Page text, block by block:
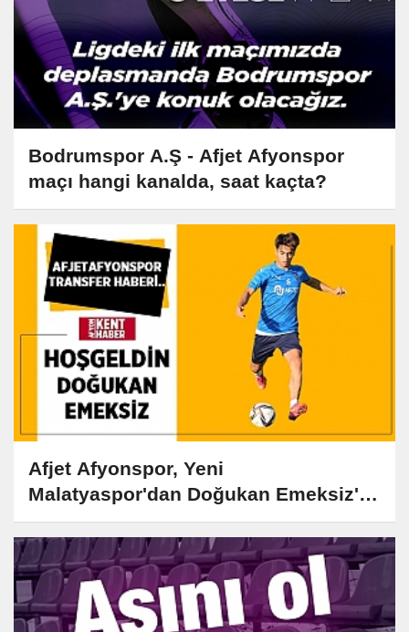
Bodrumspor A.Ş - Afjet Afyonspor
maçı hangi kanalda, saat kaçta?
Afjet Afyonspor, Yeni
Malatyaspor'dan Doğukan Emeksiz'i
kiraladı!